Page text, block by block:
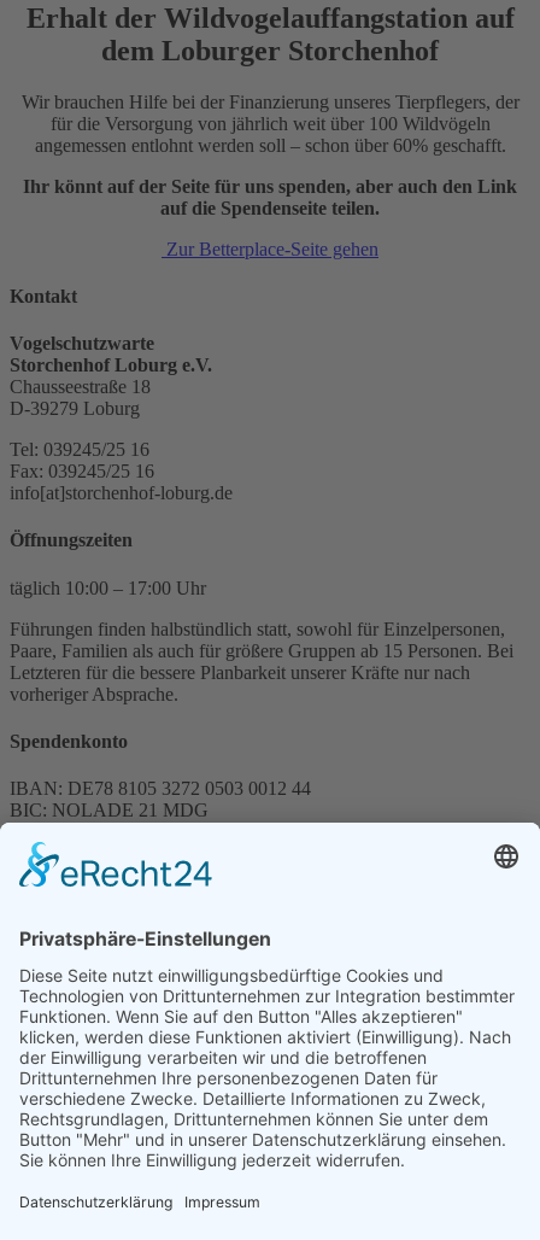
Erhalt der Wildvogelauffangstation auf
dem Loburger Storchenhof
Wir brauchen Hilfe bei der Finanzierung unseres Tierpflegers, der
für die Versorgung von jährlich weit über 100 Wildvögeln
angemessen entlohnt werden soll – schon über 60% geschafft.
Ihr könnt auf der Seite für uns spenden, aber auch den Link
auf die Spendenseite teilen.
Zur Betterplace-Seite gehen
Kontakt
Vogelschutzwarte
Storchenhof Loburg e.V.
Chausseestraße 18
D-39279 Loburg
Tel: 039245/25 16
Fax: 039245/25 16
info[at]storchenhof-loburg.de
Öffnungszeiten
täglich 10:00 – 17:00 Uhr
Führungen finden halbstündlich statt, sowohl für Einzelpersonen,
Paare, Familien als auch für größere Gruppen ab 15 Personen. Bei
Letzteren für die bessere Planbarkeit unserer Kräfte nur nach
vorheriger Absprache.
Spendenkonto
IBAN: DE78 8105 3272 0503 0012 44
BIC: NOLADE 21 MDG
Spenden können steuerlich abgesetzt werden
Förderung
© 1987 – 2025
Storchenhof Loburg e.V.
Alle Rechte vorbehalten.
Cookie-Einstellungen
Navigation überspringen
Impressum
Haftungsausschluss